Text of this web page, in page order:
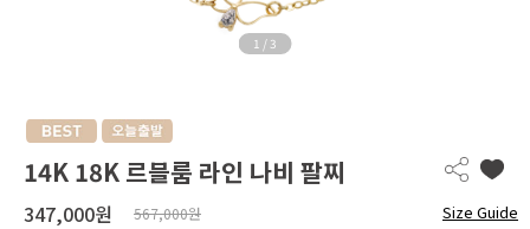
1 / 3
14K 18K 르블룸 라인 나비 팔찌
347,000원 567,000원 Size Guide